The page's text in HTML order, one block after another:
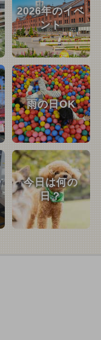
2026年のイベ
ント
雨の日OK
今日は何の
日？